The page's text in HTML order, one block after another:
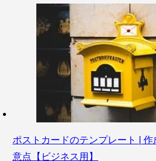
ポストカードのテンプレート |
意点【ビジネス用】